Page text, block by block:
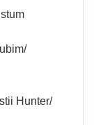
Hunter/